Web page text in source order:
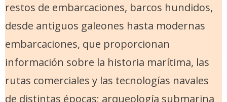
restos de embarcaciones, barcos hundidos,
desde antiguos galeones hasta modernas
embarcaciones, que proporcionan
información sobre la historia marítima, las
rutas comerciales y las tecnologías navales
de distintas épocas; arqueología submarina